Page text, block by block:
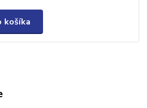
košíka